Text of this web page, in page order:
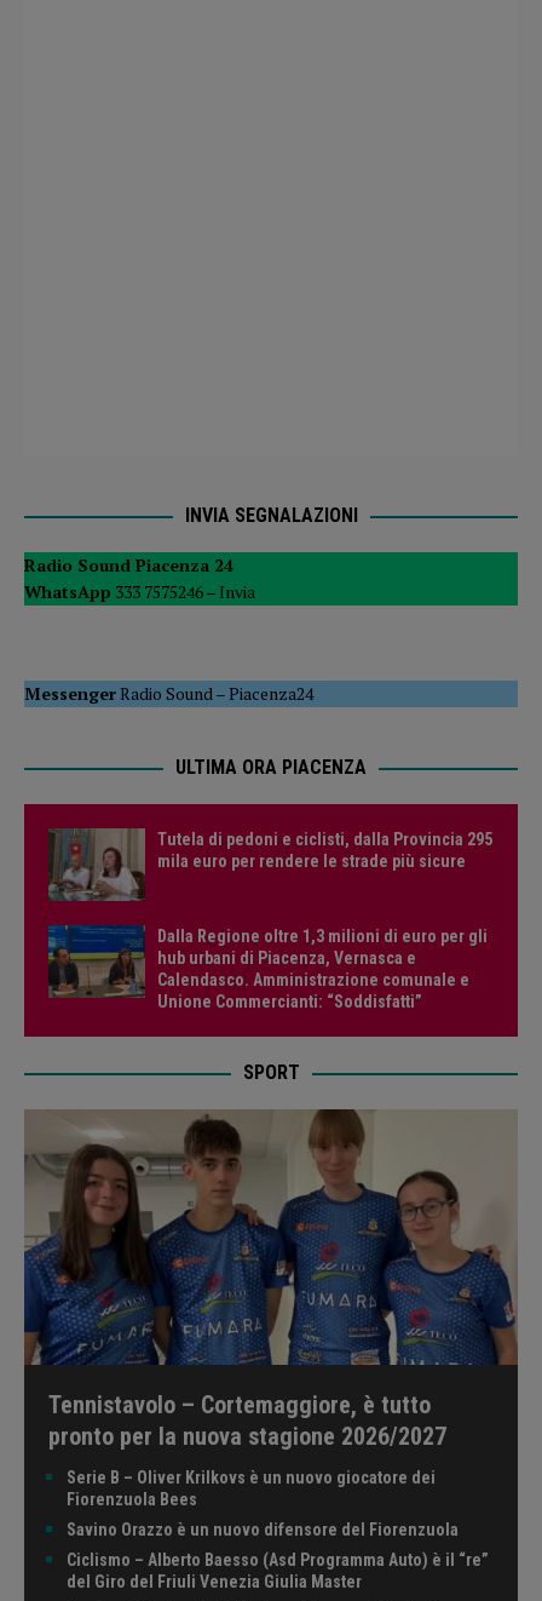
INVIA SEGNALAZIONI
Radio Sound Piacenza 24
WhatsApp 333 7575246 – Invia
MessengerRadio Sound–Piacenza24
ULTIMA ORA PIACENZA
Tutela di pedoni e ciclisti, dalla Provincia 295
mila euro per rendere le strade più sicure
Dalla Regione oltre 1,3 milioni di euro per gli
hub urbani di Piacenza, Vernasca e
Calendasco. Amministrazione comunale e
Unione Commercianti: “Soddisfatti”
SPORT
Tennistavolo – Cortemaggiore, è tutto
pronto per la nuova stagione 2026/2027
Serie B – Oliver Krilkovs è un nuovo giocatore dei
Fiorenzuola Bees
Savino Orazzo è un nuovo difensore del Fiorenzuola
Ciclismo – Alberto Baesso (Asd Programma Auto) è il “re”
del Giro del Friuli Venezia Giulia Master